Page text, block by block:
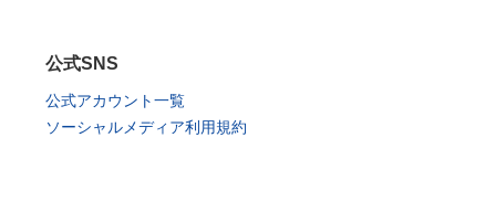
公式SNS
公式アカウント一覧
ソーシャルメディア利用規約